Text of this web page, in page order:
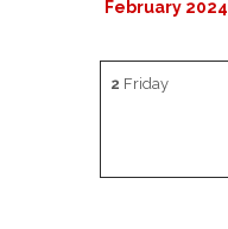
February 2024
2 Friday